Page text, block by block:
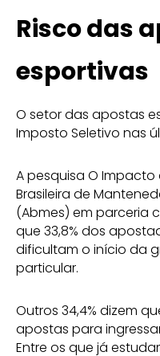
Risco das
esportivas
O setor das apostas
Imposto Seletivo nas
A pesquisa O Impacto
Brasileira de
(Abmes) em parceria
que 33,8% dos
dificultam o início da
particular.
Outros 34,4% dizem
apostas para
Entre os que já